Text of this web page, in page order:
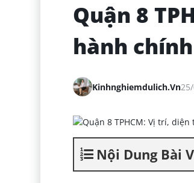
Quận 8
hành chính
Kinhnghiemdulich.vn
Nội Dung Bài